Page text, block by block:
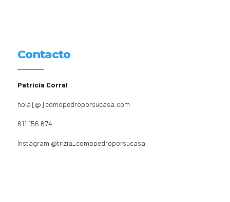
Contacto
Patricia Corral
hola [@] comopedroporsucasa.com
611 156 674
Instagram @trizia_comopedroporsucasa